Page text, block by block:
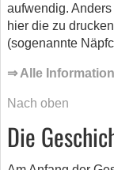
aufwendig.
hier die zu
(sogenannte
⇒ Alle
Nach oben
Die